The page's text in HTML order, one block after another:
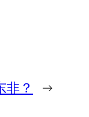
非？ →